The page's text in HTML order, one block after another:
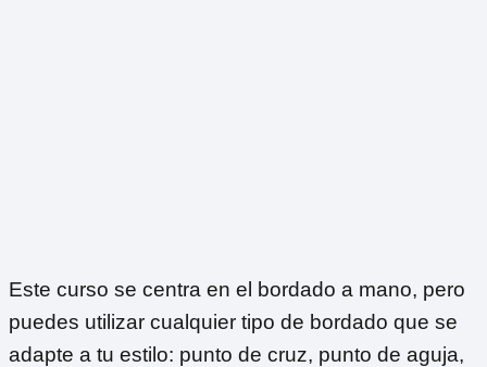
Este curso se centra en el bordado a mano, pero
puedes utilizar cualquier tipo de bordado que se
adapte a tu estilo: punto de cruz, punto de aguja,